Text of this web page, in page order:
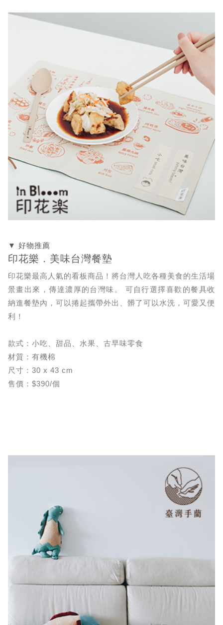
▼ 好物推薦
印花樂．美味台灣餐墊
印花樂最高人氣的看板商品！將台灣人吃各種美食的生活場
景畫出來，傳達濃厚的台灣味。 可自行選擇喜歡的餐具收
納進餐墊內，可以捲起攜帶外出、髒了可以水洗，可愛又便
利！
款式：小吃、甜品、水果、古早味零食
材質：有機棉
尺寸：30 x 43 cm
售價：$390/個